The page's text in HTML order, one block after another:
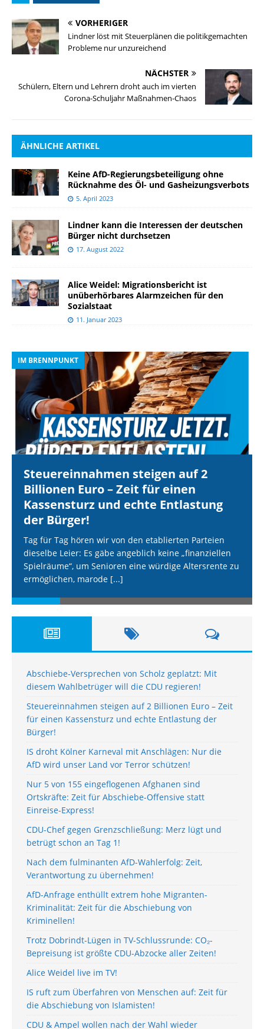
VORHERIGER
Lindner löst mit Steuerplänen die politikgemachten
Probleme nur unzureichend
NÄCHSTER
Schülern, Eltern und Lehrern droht auch im vierten
Corona-Schuljahr Maßnahmen-Chaos
ÄHNLICHE ARTIKEL
Keine AfD-Regierungsbeteiligung ohne
Rücknahme des Öl- und Gasheizungsverbots
5. April 2023
Lindner kann die Interessen der deutschen
Bürger nicht durchsetzen
17. August 2022
Alice Weidel: Migrationsbericht ist
unüberhörbares Alarmzeichen für den
Sozialstaat
11. Januar 2023
IM BRENNPUNKT
Steuereinnahmen steigen auf 2
Billionen Euro – Zeit für einen
Kassensturz und echte Entlastung
der Bürger!
Tag für Tag hören wir von den etablierten Parteien
dieselbe Leier: Es gäbe angeblich keine „finanziellen
Spielräume“, um Senioren eine würdige Altersrente zu
ermöglichen, marode [...]
Abschiebe-Versprechen von Scholz geplatzt: Mit
diesem Wahlbetrüger will die CDU regieren!
Steuereinnahmen steigen auf 2 Billionen Euro – Zeit
für einen Kassensturz und echte Entlastung der
Bürger!
IS droht Kölner Karneval mit Anschlägen: Nur die
AfD wird unser Land vor Terror schützen!
Nur 5 von 155 eingeflogenen Afghanen sind
Ortskräfte: Zeit für Abschiebe-Offensive statt
Einreise-Express!
CDU-Chef gegen Grenzschließung: Merz lügt und
betrügt schon an Tag 1!
Nach dem fulminanten AfD-Wahlerfolg: Zeit,
Verantwortung zu übernehmen!
AfD-Anfrage enthüllt extrem hohe Migranten-
Kriminalität: Zeit für die Abschiebung von
Kriminellen!
Trotz Dobrindt-Lügen in TV-Schlussrunde: CO₂-
Bepreisung ist größte CDU-Abzocke aller Zeiten!
Alice Weidel live im TV!
IS ruft zum Überfahren von Menschen auf: Zeit für
die Abschiebung von Islamisten!
CDU & Ampel wollen nach der Wahl wieder